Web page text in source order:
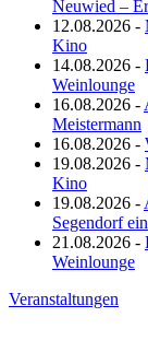
Neuwied –
12.08.2026 -
Kino
14.08.2026 -
Weinlounge
16.08.2026 -
Meistermann
16.08.2026 -
19.08.2026 -
Kino
19.08.2026 -
Segendorf ein
21.08.2026 -
Weinlounge
Veranstaltungen